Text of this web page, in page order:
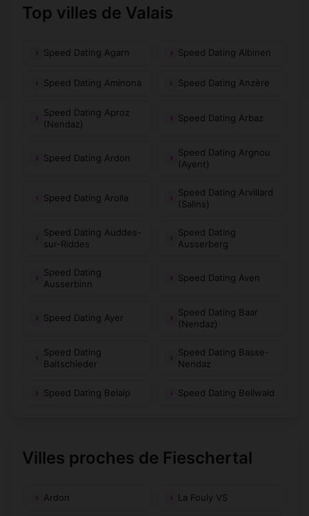
Top villes de Valais
Speed Dating Agarn Speed Dating Albinen
Speed Dating Aminona Speed Dating Anzère
Speed Dating Aproz
(Nendaz)
Speed Dating Arbaz
Speed Dating Ardon
Speed Dating Argnou
(Ayent)
Speed Dating Arolla
Speed Dating Arvillard
(Salins)
Speed Dating Auddes-
sur-Riddes
Speed Dating
Ausserberg
Speed Dating
Ausserbinn
Speed Dating Aven
Speed Dating Ayer
Speed Dating Baar
(Nendaz)
Speed Dating
Baltschieder
Speed Dating Basse-
Nendaz
Speed Dating Belalp Speed Dating Bellwald
Villes proches de Fieschertal
Ardon La Fouly VS